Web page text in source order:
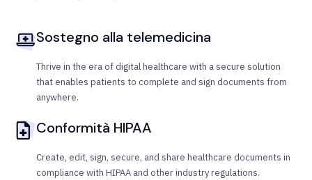
Sostegno alla telemedicina
Thrive in the era of digital healthcare with a secure solution
that enables patients to complete and sign documents from
anywhere.
Conformità HIPAA
Create, edit, sign, secure, and share healthcare documents in
compliance with HIPAA and other industry regulations.